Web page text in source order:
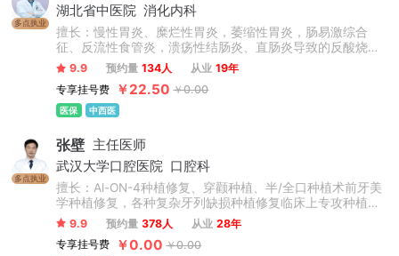
多点执业
湖北省中医院 消化内科
擅长：慢性胃炎、糜烂性胃炎，萎缩性胃炎，肠易激综合
征、反流性食管炎，溃疡性结肠炎、直肠炎导致的反酸烧
心，胃疼胃胀，腹痛腹泻，粘液脓血便等功能性胃肠病;除此
之外还可以中西医结合治疗慢性肝炎、肝硬化、急慢性胆道
疾病，擅长肝、胆、胰恶性肿瘤、急性胰腺炎、胆管炎、腹
腔感染、肝脓肿等手术治疗。擅长中医治疗脾胃、肝胆疾病
9.9 预约量 134人 从业 19年
专享挂号费
￥22.50 ￥0.00
医保 中西医
多点执业
张壁 主任医师
武汉大学口腔医院
口腔科
擅长：Al-ON-4种植修复、穿颧种植、半/全口种植术前牙美
学种植修复，各种复杂牙列缺损种植修复临床上专攻种植牙
领域，致力于微创无痛牙种植、即刻牙种植及微创拔牙，精
通国际主流种植系统操作特点，带领修复团队为患者做个性
化设计，对于疑难牙种植临床经验丰富。
9.9 预约量 378人 从业 28年
专享挂号费
￥0.00 ￥0.00